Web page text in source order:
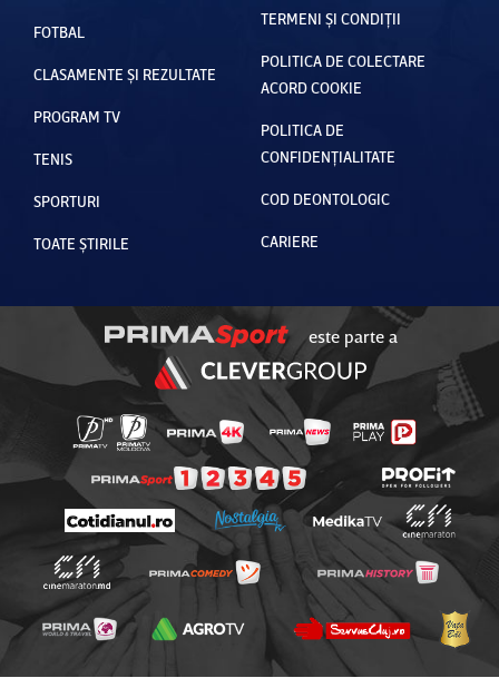
FOTBAL
CLASAMENTE ȘI REZULTATE
PROGRAM TV
TENIS
SPORTURI
TOATE ȘTIRILE
TERMENI ȘI CONDIȚII
POLITICA DE COLECTARE
ACORD COOKIE
POLITICA DE
CONFIDENȚIALITATE
COD DEONTOLOGIC
CARIERE
este parte a